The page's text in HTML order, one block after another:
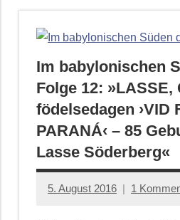
Im babylonischen
Folge 12: »LASSE,
födelsedagen ›VID
PARANÁ‹ – 85
Lasse Söderberg«
5. August 2016
Anton
1